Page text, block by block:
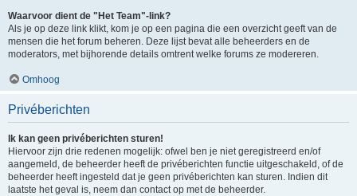
Waarvoor dient de "Het Team"-link?
Als je op deze link klikt, kom je op een pagina die een overzicht geeft van de
mensen die het forum beheren. Deze lijst bevat alle beheerders en de
moderators, met bijhorende details omtrent welke forums ze modereren.
Omhoog
Privéberichten
Ik kan geen privéberichten sturen!
Hiervoor zijn drie redenen mogelijk: ofwel ben je niet geregistreerd en/of
aangemeld, de beheerder heeft de privéberichten functie uitgeschakeld, of de
beheerder heeft ingesteld dat je geen privéberichten kan sturen. Indien dit
laatste het geval is, neem dan contact op met de beheerder.